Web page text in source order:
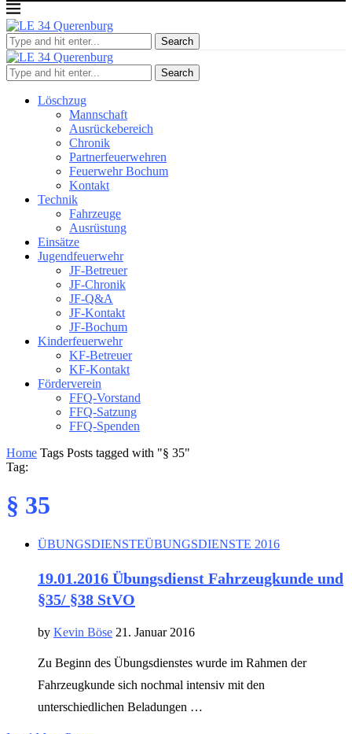
Search
Search
Löschzug
Mannschaft
Ausrückebereich
Chronik
Partnerfeuerwehren
Feuerwehr Bochum
Kontakt
Technik
Fahrzeuge
Ausrüstung
Einsätze
Jugendfeuerwehr
JF-Betreuer
JF-Chronik
JF-Q&A
JF-Kontakt
JF-Bochum
Kinderfeuerwehr
KF-Betreuer
KF-Kontakt
Förderverein
FFQ-Vorstand
FFQ-Satzung
FFQ-Spenden
Home Tags Posts tagged with "§ 35"
Tag:
§ 35
ÜBUNGSDIENSTEÜBUNGSDIENSTE 2016
19.01.2016 Übungsdienst Fahrzeugkunde und
§35/ §38 StVO
by Kevin Böse 21. Januar 2016
Zu Beginn des Übungsdienstes wurde im Rahmen der
Fahrzeugkunde sich nochmal intensiv mit den
unterschiedlichen Beladungen …